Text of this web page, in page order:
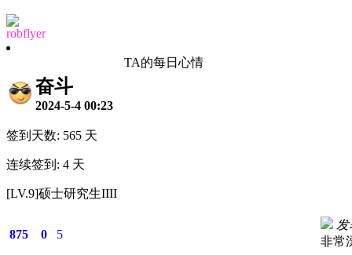
robflyer
TA的每日心情
奋斗
2024-5-4 00:23
签到天数: 565 天
连续签到: 4 天
[LV.9]硕士研究生IIII
875 0 5
发
非常